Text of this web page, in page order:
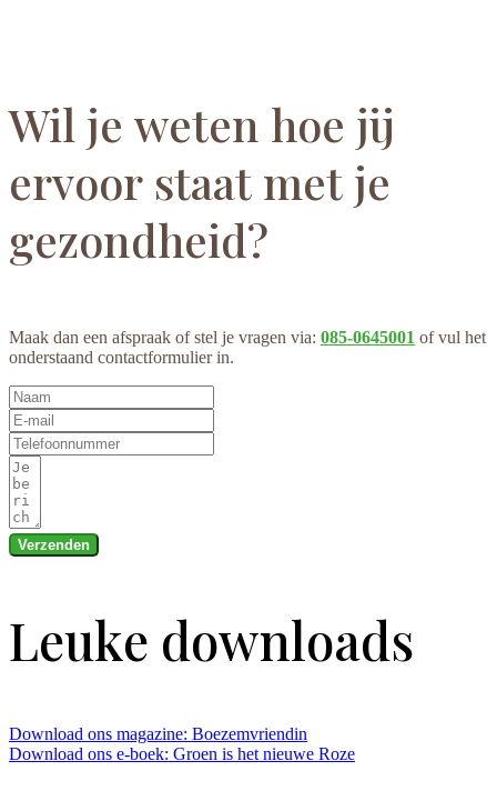
Wil je weten hoe jij
ervoor staat met je
gezondheid?
Maak dan een afspraak of stel je vragen via: 085-0645001 of vul het
onderstaand contactformulier in.
Verzenden
Leuke downloads
Download ons magazine: Boezemvriendin
Download ons e-boek: Groen is het nieuwe Roze